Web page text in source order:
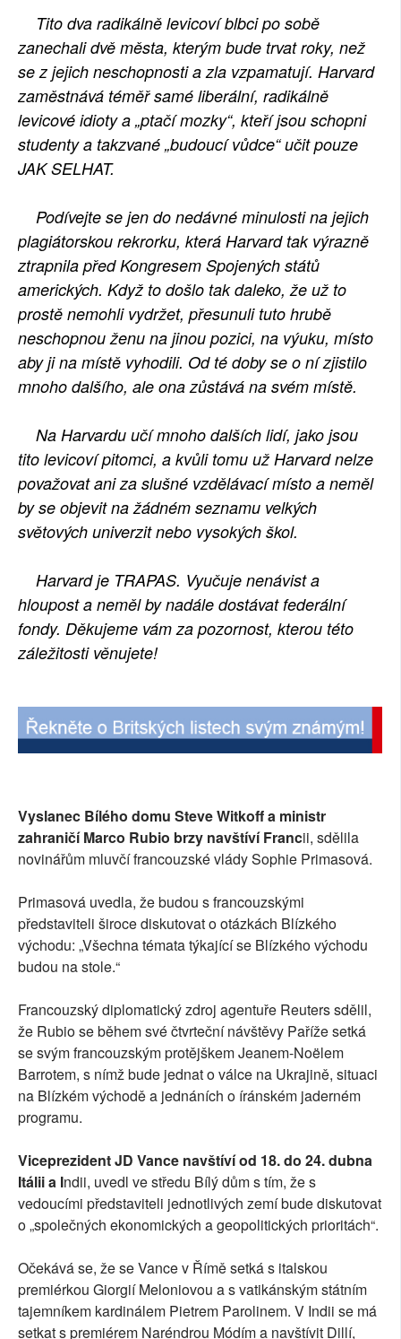
Tito dva radikálně levicoví blbci po sobě
zanechali dvě města, kterým bude trvat roky, než
se z jejich neschopnosti a zla vzpamatují. Harvard
zaměstnává téměř samé liberální, radikálně
levicové idioty a „ptačí mozky“, kteří jsou schopni
studenty a takzvané „budoucí vůdce“ učit pouze
JAK SELHAT.
Podívejte se jen do nedávné minulosti na jejich
plagiátorskou rekrorku, která Harvard tak výrazně
ztrapnila před Kongresem Spojených států
amerických. Když to došlo tak daleko, že už to
prostě nemohli vydržet, přesunuli tuto hrubě
neschopnou ženu na jinou pozici, na výuku, místo
aby ji na místě vyhodili. Od té doby se o ní zjistilo
mnoho dalšího, ale ona zůstává na svém místě.
Na Harvardu učí mnoho dalších lidí, jako jsou
tito levicoví pitomci, a kvůli tomu už Harvard nelze
považovat ani za slušné vzdělávací místo a neměl
by se objevit na žádném seznamu velkých
světových univerzit nebo vysokých škol.
Harvard je TRAPAS. Vyučuje nenávist a
hloupost a neměl by nadále dostávat federální
fondy. Děkujeme vám za pozornost, kterou této
záležitosti věnujete!
Vyslanec Bílého domu Steve Witkoff a ministr
zahraničí Marco Rubio brzy navštíví Francii, sdělila
novinářům mluvčí francouzské vlády Sophie Primasová.
Primasová uvedla, že budou s francouzskými
představiteli široce diskutovat o otázkách Blízkého
východu: „Všechna témata týkající se Blízkého východu
budou na stole.“
Francouzský diplomatický zdroj agentuře Reuters sdělil,
že Rubio se během své čtvrteční návštěvy Paříže setká
se svým francouzským protějškem Jeanem-Noëlem
Barrotem, s nímž bude jednat o válce na Ukrajině, situaci
na Blízkém východě a jednáních o íránském jaderném
programu.
Viceprezident JD Vance navštíví od 18. do 24. dubna
Itálii a Indii, uvedl ve středu Bílý dům s tím, že s
vedoucími představiteli jednotlivých zemí bude diskutovat
o „společných ekonomických a geopolitických prioritách“.
Očekává se, že se Vance v Římě setká s italskou
premiérkou Giorgií Meloniovou a s vatikánským státním
tajemníkem kardinálem Pietrem Parolinem. V Indii se má
setkat s premiérem Naréndrou Módím a navštívit Dillí,